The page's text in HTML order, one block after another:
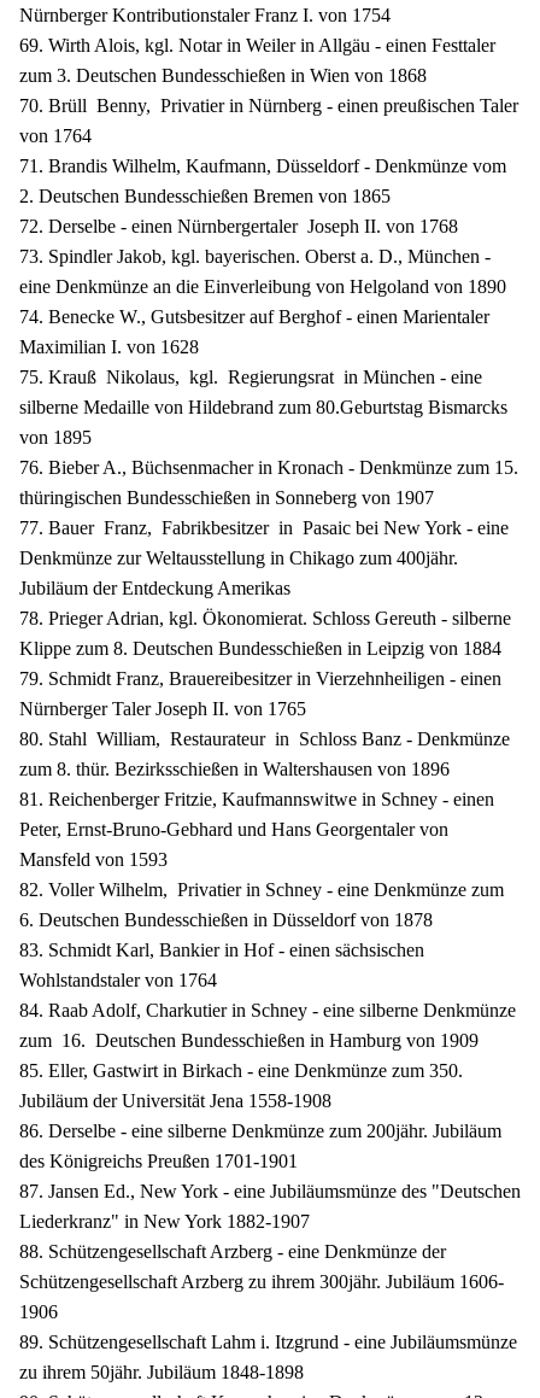
Nürnberger Kontributionstaler Franz I. von 1754
69. Wirth Alois, kgl. Notar in Weiler in Allgäu - einen Festtaler
zum 3. Deutschen Bundesschießen in Wien von 1868
70. Brüll Benny, Privatier in Nürnberg - einen preußischen Taler
von 1764
71. Brandis Wilhelm, Kaufmann, Düsseldorf - Denkmünze vom
2. Deutschen Bundesschießen Bremen von 1865
72. Derselbe - einen Nürnbergertaler Joseph II. von 1768
73. Spindler Jakob, kgl. bayerischen. Oberst a. D., München -
eine Denkmünze an die Einverleibung von Helgoland von 1890
74. Benecke W., Gutsbesitzer auf Berghof - einen Marientaler
Maximilian I. von 1628
75. Krauß Nikolaus, kgl. Regierungsrat in München - eine
silberne Medaille von Hildebrand zum 80.Geburtstag Bismarcks
von 1895
76. Bieber A., Büchsenmacher in Kronach - Denkmünze zum 15.
thüringischen Bundesschießen in Sonneberg von 1907
77. Bauer Franz, Fabrikbesitzer in Pasaic bei New York - eine
Denkmünze zur Weltausstellung in Chikago zum 400jähr.
Jubiläum der Entdeckung Amerikas
78. Prieger Adrian, kgl. Ökonomierat. Schloss Gereuth - silberne
Klippe zum 8. Deutschen Bundesschießen in Leipzig von 1884
79. Schmidt Franz, Brauereibesitzer in Vierzehnheiligen - einen
Nürnberger Taler Joseph II. von 1765
80. Stahl William, Restaurateur in Schloss Banz - Denkmünze
zum 8. thür. Bezirksschießen in Waltershausen von 1896
81. Reichenberger Fritzie, Kaufmannswitwe in Schney - einen
Peter, Ernst-Bruno-Gebhard und Hans Georgentaler von
Mansfeld von 1593
82. Voller Wilhelm, Privatier in Schney - eine Denkmünze zum
6. Deutschen Bundesschießen in Düsseldorf von 1878
83. Schmidt Karl, Bankier in Hof - einen sächsischen
Wohlstandstaler von 1764
84. Raab Adolf, Charkutier in Schney - eine silberne Denkmünze
zum 16. Deutschen Bundesschießen in Hamburg von 1909
85. Eller, Gastwirt in Birkach - eine Denkmünze zum 350.
Jubiläum der Universität Jena 1558-1908
86. Derselbe - eine silberne Denkmünze zum 200jähr. Jubiläum
des Königreichs Preußen 1701-1901
87. Jansen Ed., New York - eine Jubiläumsmünze des "Deutschen
Liederkranz" in New York 1882-1907
88. Schützengesellschaft Arzberg - eine Denkmünze der
Schützengesellschaft Arzberg zu ihrem 300jähr. Jubiläum 1606-
1906
89. Schützengesellschaft Lahm i. Itzgrund - eine Jubiläumsmünze
zu ihrem 50jähr. Jubiläum 1848-1898